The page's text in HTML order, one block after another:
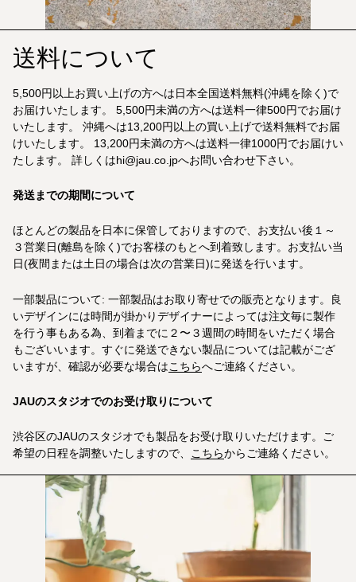
送料について
5,500円以上お買い上げの方へは日本全国送料無料(沖縄を除く)で
お届けいたします。 5,500円未満の方へは送料一律500円でお届け
いたします。 沖縄へは13,200円以上の買い上げで送料無料でお届
けいたします。 13,200円未満の方へは送料一律1000円でお届けい
たします。 詳しくはhi@jau.co.jpへお問い合わせ下さい。
発送までの期間について
ほとんどの製品を日本に保管しておりますので、お支払い後１～
３営業日(離島を除く)でお客様のもとへ到着致します。お支払い当
日(夜間または土日の場合は次の営業日)に発送を行います。
一部製品について: 一部製品はお取り寄せでの販売となります。良
いデザインには時間が掛かりデザイナーによっては注文毎に製作
を行う事もある為、到着までに２〜３週間の時間をいただく場合
もございいます。すぐに発送できない製品については記載がござ
いますが、確認が必要な場合はこちらへご連絡ください。
JAUのスタジオでのお受け取りについて
渋谷区のJAUのスタジオでも製品をお受け取りいただけます。ご
希望の日程を調整いたしますので、
こちらからご連絡ください。